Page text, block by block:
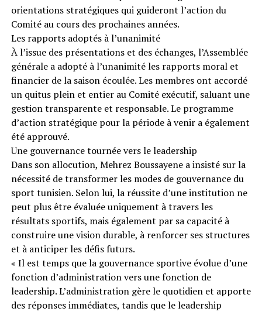
orientations stratégiques qui guideront l’action du
Comité au cours des prochaines années.
Les rapports adoptés à l’unanimité
À l’issue des présentations et des échanges, l’Assemblée
générale a adopté à l’unanimité les rapports moral et
financier de la saison écoulée. Les membres ont accordé
un quitus plein et entier au Comité exécutif, saluant une
gestion transparente et responsable. Le programme
d’action stratégique pour la période à venir a également
été approuvé.
Une gouvernance tournée vers le leadership
Dans son allocution, Mehrez Boussayene a insisté sur la
nécessité de transformer les modes de gouvernance du
sport tunisien. Selon lui, la réussite d’une institution ne
peut plus être évaluée uniquement à travers les
résultats sportifs, mais également par sa capacité à
construire une vision durable, à renforcer ses structures
et à anticiper les défis futurs.
« Il est temps que la gouvernance sportive évolue d’une
fonction d’administration vers une fonction de
leadership. L’administration gère le quotidien et apporte
des réponses immédiates, tandis que le leadership